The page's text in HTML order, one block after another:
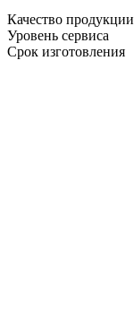
Качество продукции
Уровень сервиса
Срок изготовления